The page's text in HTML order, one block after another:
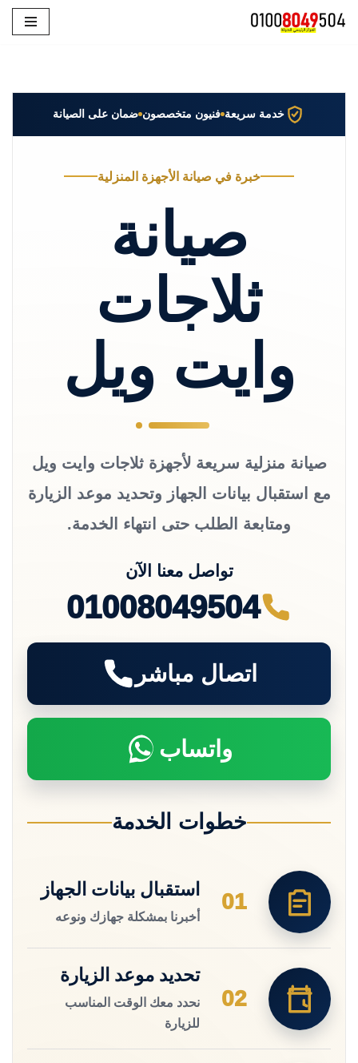
خدمة سريعة فنيون متخصصون ضمان على الصيانة
خبرة في صيانة الأجهزة المنزلية
صيانة
ثلاجات
وايت ويل
صيانة منزلية سريعة لأجهزة ثلاجات وايت ويل
مع استقبال بيانات الجهاز وتحديد موعد الزيارة
ومتابعة الطلب حتى انتهاء الخدمة.
تواصل معنا الآن
01008049504
اتصال مباشر
واتساب
خطوات الخدمة
01
استقبال بيانات الجهاز
أخبرنا بمشكلة جهازك ونوعه
02
تحديد موعد الزيارة
نحدد معك الوقت المناسب
للزيارة